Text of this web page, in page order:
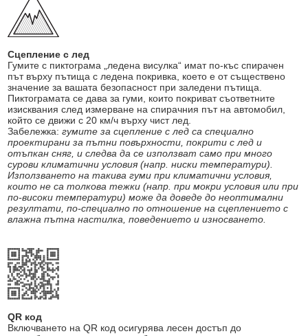
Сцепление с лед
Гумите с пиктограма „ледена висулка“ имат по-къс спирачен
път върху пътища с ледена покривка, което е от съществено
значение за вашата безопасност при заледени пътища.
Пиктограмата се дава за гуми, които покриват съответните
изисквания след измерване на спирачния път на автомобил,
който се движи с 20 км/ч върху чист лед.
Забележка:гумите за сцепление с лед са специално
проектирани за пътни повърхности, покрити с лед и
отъпкан сняг, и следва да се използват само при много
сурови климатични условия (напр. ниски температури).
Използването на такива гуми при климатични условия,
които не са толкова тежки (напр. при мокри условия или при
по-високи температури) може да доведе до неоптимални
резултати, по-специално по отношение на сцеплението с
влажна пътна настилка, поведението и износването.
QR код
Включването на QR код осигурява лесен достъп до